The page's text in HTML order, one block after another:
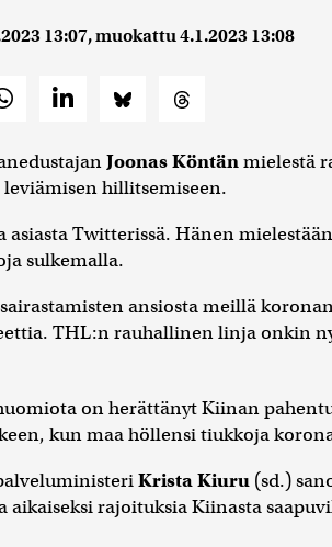
13:07, muokattu4.1.2023 13:08
Joonas Köntänmielestä
hillitsemiseen.
Twitterissä. Hänen
sulkemalla.
ansiosta meillä
THL:n rauhallinen linja onkin
on herättänyt Kiinan
kun maa höllensi tiukkoja
Krista Kiuru (sd.)
aikaiseksi rajoituksia Kiinasta